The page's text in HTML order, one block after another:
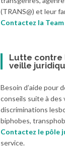
(TRANS@) et leur
Contactez la
Lutte contre
veille
Besoin d’aide pour
conseils suite à des
discriminations
biphobes,
Contactez le pôle
service.